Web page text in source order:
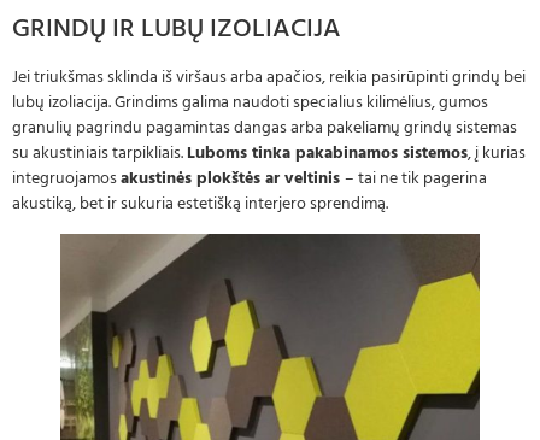
GRINDŲ IR LUBŲ IZOLIACIJA
Jei triukšmas sklinda iš viršaus arba apačios, reikia pasirūpinti grindų bei
lubų izoliacija. Grindims galima naudoti specialius kilimėlius, gumos
granulių pagrindu pagamintas dangas arba pakeliamų grindų sistemas
su akustiniais tarpikliais.Luboms tinka pakabinamos sistemos, į kurias
integruojamosakustinės plokštės ar veltinis– tai ne tik pagerina
akustiką, bet ir sukuria estetišką interjero sprendimą.